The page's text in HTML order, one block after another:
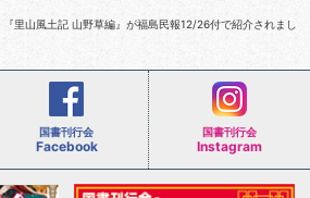
『里山風土記 山野草編』が福島民報12/26付で紹介されまし
国書刊行会
Facebook
国書刊行会
Instagram